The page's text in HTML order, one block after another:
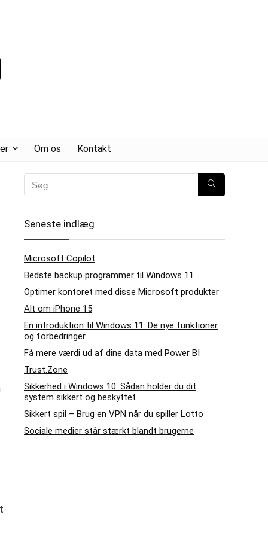
Om os Kontakt
Seneste indlæg
Microsoft Copilot
Bedste backup programmer til Windows 11
Optimer kontoret med disse Microsoft produkter
Alt om iPhone 15
En introduktion til Windows 11: De nye funktioner
og forbedringer
Få mere værdi ud af dine data med Power BI
Trust.Zone
Sikkerhed i Windows 10: Sådan holder du dit
system sikkert og beskyttet
Sikkert spil – Brug en VPN når du spiller Lotto
Sociale medier står stærkt blandt brugerne